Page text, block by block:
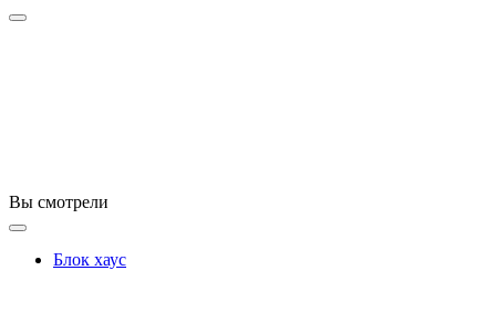
Вы смотрели
Блок хаус